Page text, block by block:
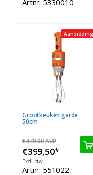
Artnr: 5330010
Aanbieding
Grootkeuken garde
50cm
€470,00AVP
€399,50*
Excl. btw
Artnr: 551022